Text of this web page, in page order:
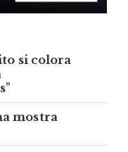
si colora
mostra